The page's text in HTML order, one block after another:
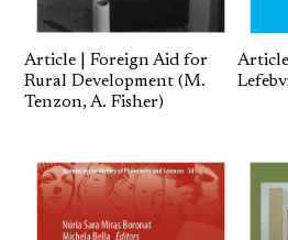
Article | Foreign Aid for
Rural Development (M.
Tenzon, A. Fisher)